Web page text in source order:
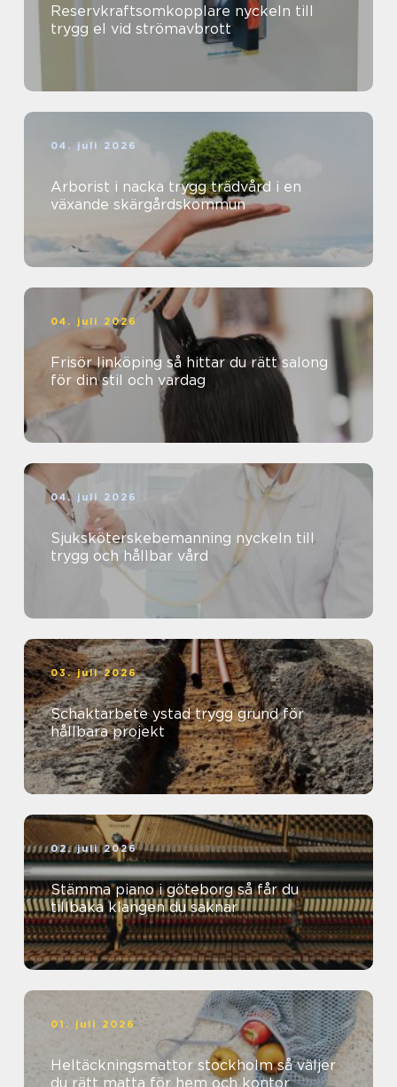
Reservkraftsomkopplare nyckeln till
trygg el vid strömavbrott
04. juli 2026
Arborist i nacka trygg trädvård i en
växande skärgårdskommun
04. juli 2026
Frisör linköping så hittar du rätt salong
för din stil och vardag
04. juli 2026
Sjuksköterskebemanning nyckeln till
trygg och hållbar vård
03. juli 2026
Schaktarbete ystad trygg grund för
hållbara projekt
02. juli 2026
Stämma piano i göteborg så får du
tillbaka klangen du saknar
01. juli 2026
Heltäckningsmattor stockholm så väljer
du rätt matta för hem och kontor